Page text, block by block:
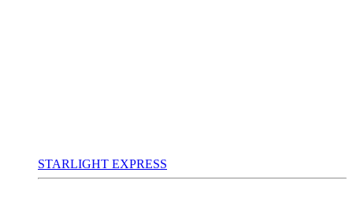
STARLIGHT EXPRESS